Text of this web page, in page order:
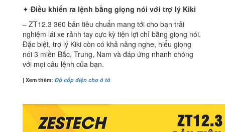
✦ Điều khiển ra lệnh bằng giọng nói với trợ lý Kiki
– ZT12.3 360 bản tiêu chuẩn mang tới cho bạn trải
nghiệm lái xe rảnh tay cực kỳ tiện lợi chỉ bằng giọng nói.
Đặc biệt, trợ lý Kiki còn có khả năng nghe, hiểu giọng
nói 3 miền Bắc, Trung, Nam và đáp ứng nhanh chóng
với mọi câu lệnh của bạn.
| Xem thêm: Độ cốp điện cho ô tô